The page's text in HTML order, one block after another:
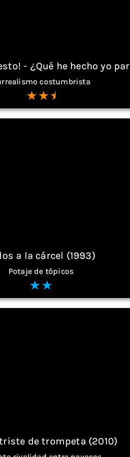
- ¿Qué he hecho yo
costumbrista
a la cárcel (1993)
Potaje de tópicos
de trompeta (2010)